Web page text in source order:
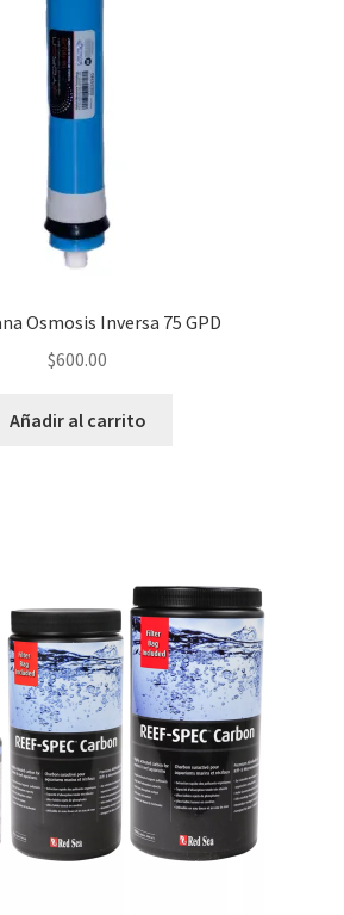
Osmosis Inversa 75 GPD
$600.00
Añadir al carrito